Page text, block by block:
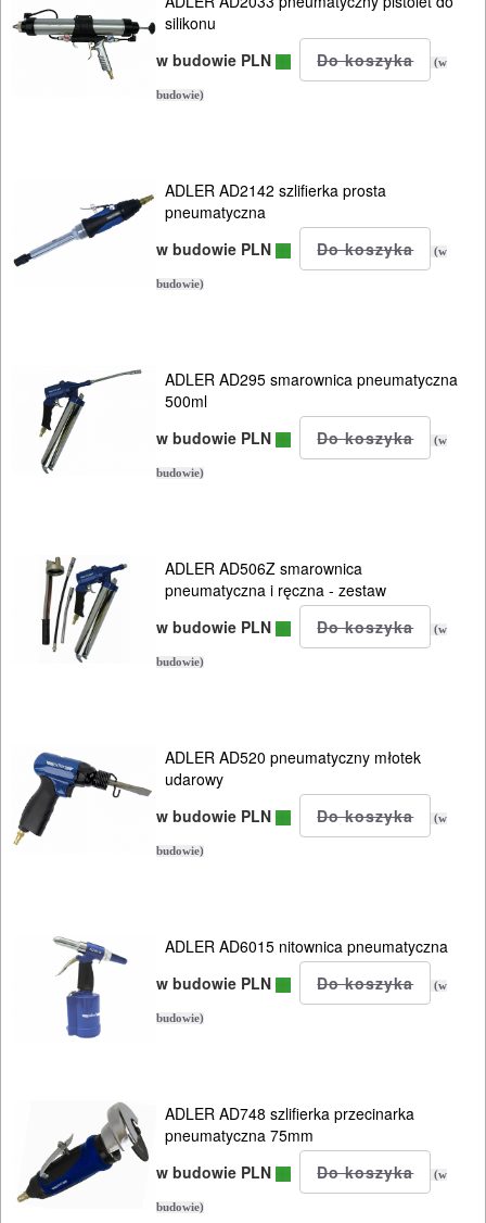
PRĄDOWE
ODZIEŻ
SPRZĘT
AGD
PILARKI-
KOSIARKI-
KOSY
MYJKI
silikonu
w budowie PLN
(w
budowie)
ADLER AD2142 szlifierka prosta
pneumatyczna
w budowie PLN
(w
budowie)
ADLER AD295 smarownica pneumatyczna
500ml
w budowie PLN
(w
budowie)
ADLER AD506Z smarownica
pneumatyczna i ręczna - zestaw
w budowie PLN
(w
budowie)
ADLER AD520 pneumatyczny młotek
udarowy
w budowie PLN
(w
budowie)
ADLER AD6015 nitownica pneumatyczna
w budowie PLN
(w
budowie)
ADLER AD748 szlifierka przecinarka
pneumatyczna 75mm
w budowie PLN
(w
budowie)